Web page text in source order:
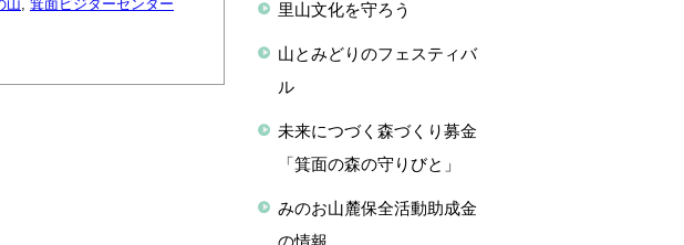
山 箕面ビジターセンター
里山文化を守ろう
山とみどりのフェスティバ
ル
未来につづく森づくり募金
「箕面の森の守りびと」
みのお山麓保全活動助成金
の情報